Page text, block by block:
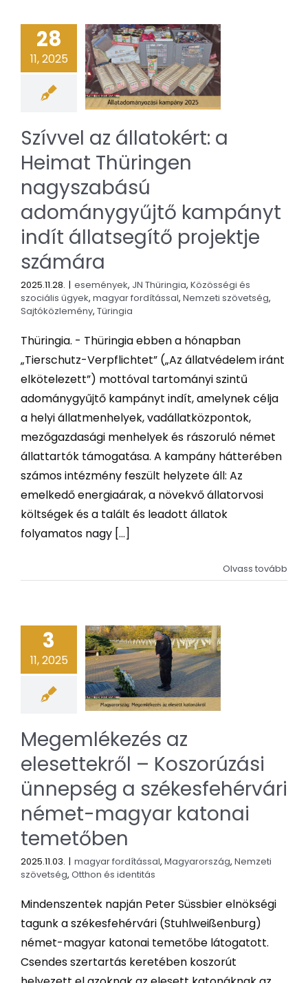
28
11, 2025
Szívvel az állatokért: a
Heimat Thüringen
nagyszabású
adománygyűjtő kampányt
indít állatsegítő projektje
számára
2025.11.28. | események, JN Thüringia, Közösségi és
szociális ügyek, magyar fordítással, Nemzeti szövetség,
Sajtóközlemény, Türingia
Thüringia. - Thüringia ebben a hónapban
„Tierschutz-Verpflichtet” („Az állatvédelem iránt
elkötelezett”) mottóval tartományi szintű
adománygyűjtő kampányt indít, amelynek célja
a helyi állatmenhelyek, vadállatközpontok,
mezőgazdasági menhelyek és rászoruló német
állattartók támogatása. A kampány hátterében
számos intézmény feszült helyzete áll: Az
emelkedő energiaárak, a növekvő állatorvosi
költségek és a talált és leadott állatok
folyamatos nagy [...]
Olvass tovább
3
11, 2025
Megemlékezés az
elesettekről – Koszorúzási
ünnepség a székesfehérvári
német-magyar katonai
temetőben
2025.11.03. | magyar fordítással, Magyarország, Nemzeti
szövetség, Otthon és identitás
Mindenszentek napján Peter Süssbier elnökségi
tagunk a székesfehérvári (Stuhlweißenburg)
német-magyar katonai temetőbe látogatott.
Csendes szertartás keretében koszorút